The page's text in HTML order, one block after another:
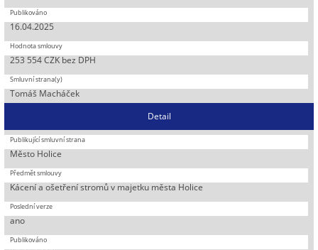
16.04.2025
253 554 CZK bez DPH
Tomáš Macháček
Detail
Město Holice
Kácení a ošetření stromů v majetku města Holice
ano